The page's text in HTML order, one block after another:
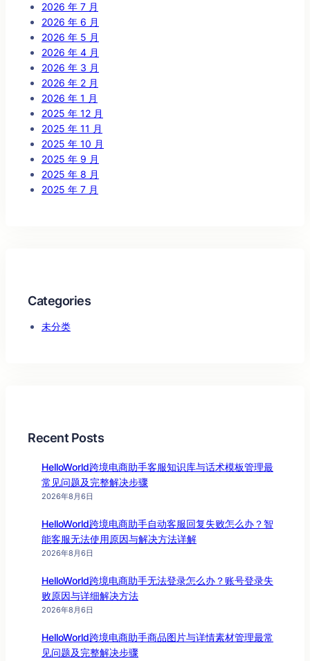
2026 年 7 月
2026 年 6 月
2026 年 5 月
2026 年 4 月
2026 年 3 月
2026 年 2 月
2026 年 1 月
2025 年 12 月
2025 年 11 月
2025 年 10 月
2025 年 9 月
2025 年 8 月
2025 年 7 月
Categories
未分类
Recent Posts
HelloWorld跨境电商助手客服知识库与话术模板管理最
常见问题及完整解决步骤
2026年8月6日
HelloWorld跨境电商助手自动客服回复失败怎么办？智
能客服无法使用原因与解决方法详解
2026年8月6日
HelloWorld跨境电商助手无法登录怎么办？账号登录失
败原因与详细解决方法
2026年8月6日
HelloWorld跨境电商助手商品图片与详情素材管理最常
见问题及完整解决步骤